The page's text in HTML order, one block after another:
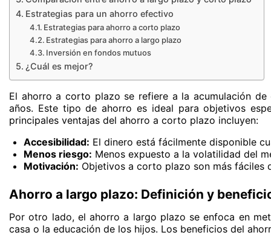
Estrategias para un ahorro efectivo
Estrategias para ahorro a corto plazo
Estrategias para ahorro a largo plazo
Inversión en fondos mutuos
¿Cuál es mejor?
El ahorro a corto plazo se refiere a la acumulación
años. Este tipo de ahorro es ideal para objetivos
principales ventajas del ahorro a corto plazo incluyen:
Accesibilidad: El dinero está fácilmente disponible
Menos riesgo: Menos expuesto a la volatilidad del
Motivación: Objetivos a corto plazo son más fáciles
Ahorro a largo plazo: Definición y
Por otro lado, el ahorro a largo plazo se enfoca en
casa o la educación de los hijos. Los beneficios del